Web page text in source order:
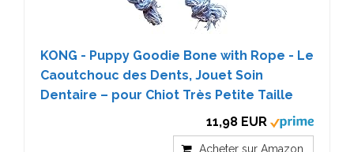
KONG - Puppy Goodie Bone with Rope - Le
Caoutchouc des Dents, Jouet Soin
Dentaire – pour Chiot Très Petite Taille
11,98 EUR
Acheter sur Amazon